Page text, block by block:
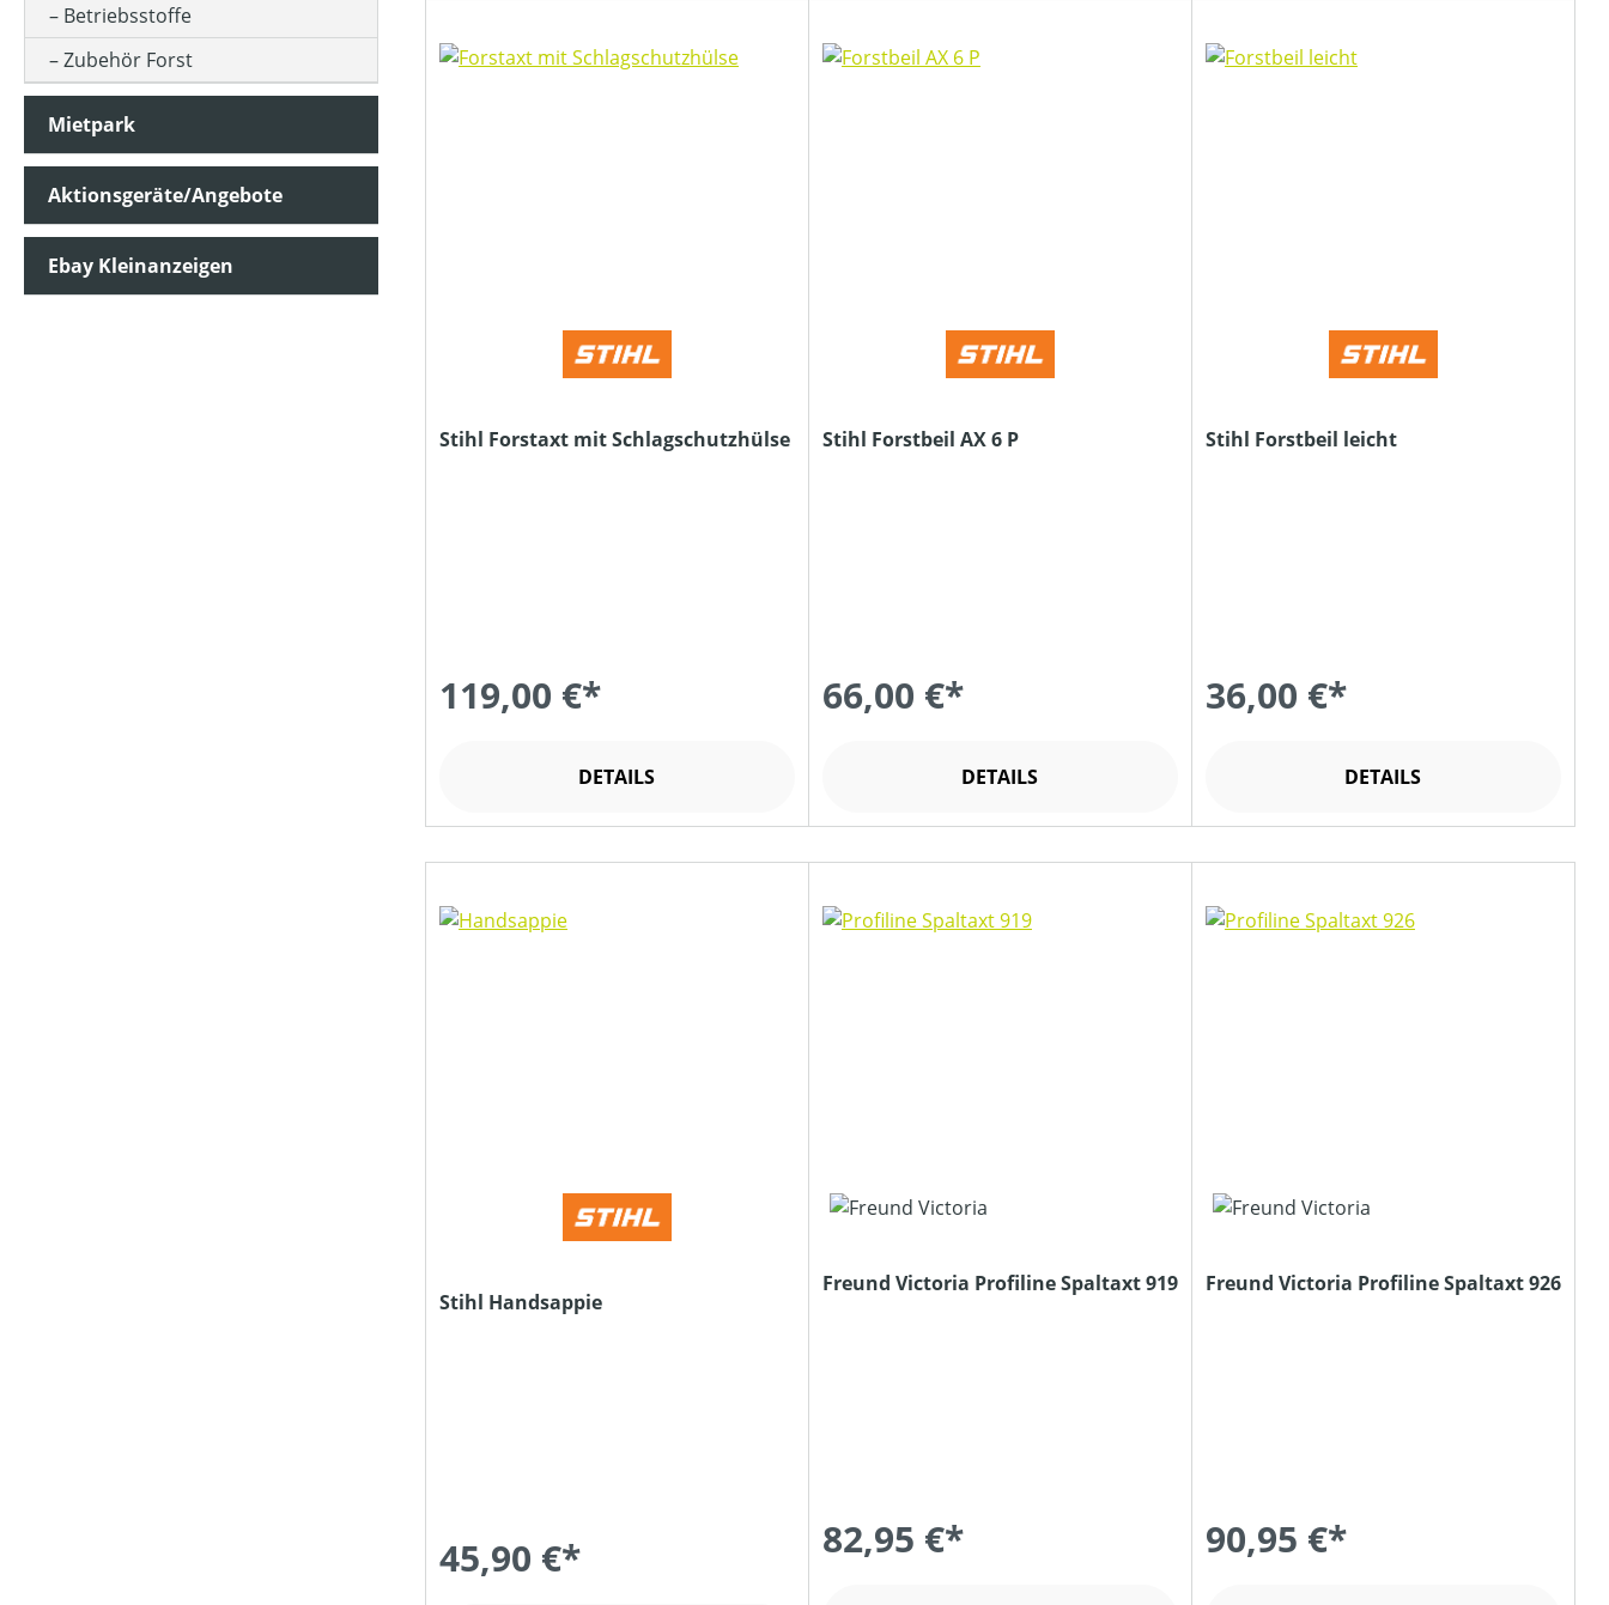
Betriebsstoffe
Zubehör Forst
Mietpark
Aktionsgeräte/Angebote
Ebay Kleinanzeigen
Stihl Forstaxt mit Schlagschutzhülse
119,00 €*
DETAILS
Stihl Forstbeil AX 6 P
66,00 €*
DETAILS
Stihl Forstbeil leicht
36,00 €*
DETAILS
Stihl Handsappie
45,90 €*
Freund Victoria Profiline Spaltaxt 919
82,95 €*
Freund Victoria Profiline Spaltaxt 926
90,95 €*